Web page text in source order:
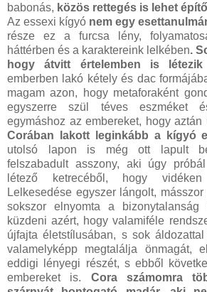
babonás, közös rettegés is lehet
Az essexi kígyó nem egy
része ez a furcsa lény,
háttérben és a karaktereink lelkében.
hogy átvitt értelemben is
emberben lakó kétely és dac
magam azon, hogy metaforaként
egyszerre szül téves eszméket
egymáshoz az embereket, hogy
Corában lakott leginkább a kígyó
utolsó lapon is még ott lapult
felszabadult asszony, aki úgy
létező ketrecéből, hogy
Lelkesedése egyszer lángolt,
sokszor elnyomta a
küzdeni azért, hogy valamiféle
újfajta életstílusában, s sok
valamelyképp megtalálja önmagát,
eddigi lényegi részét, s ebből
embereket is. Cora számomra